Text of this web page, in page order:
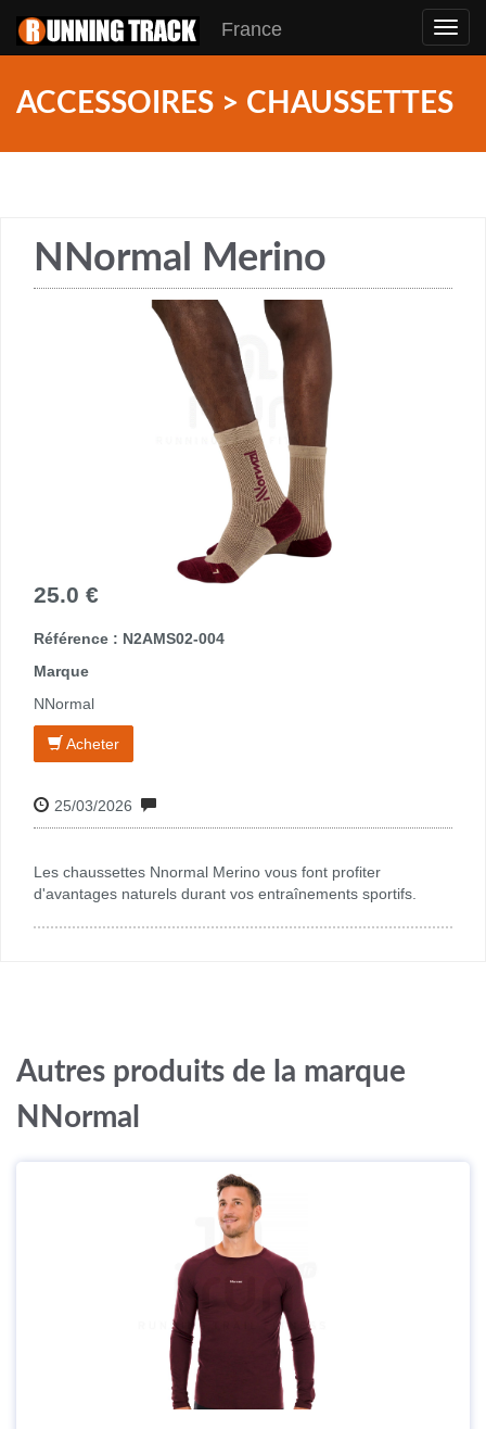
France
ACCESSOIRES > CHAUSSETTES
NNormal Merino
25.0 €
Référence : N2AMS02-004
Marque
NNormal
Acheter
25/03/2026
Les chaussettes Nnormal Merino vous font profiter
d'avantages naturels durant vos entraînements sportifs.
Autres produits de la marque
NNormal